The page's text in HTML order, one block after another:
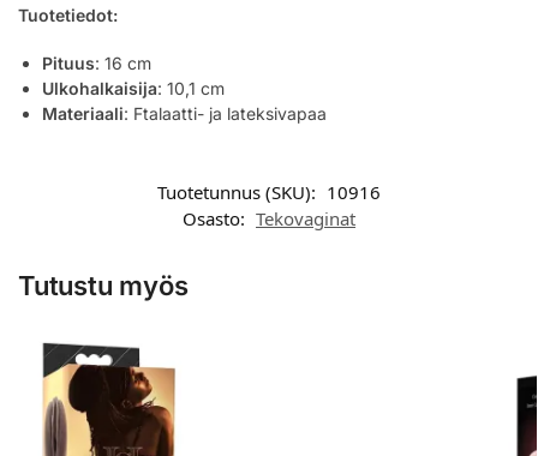
Tuotetiedot:
Pituus: 16 cm
Ulkohalkaisija: 10,1 cm
Materiaali: Ftalaatti- ja lateksivapaa
Tuotetunnus (SKU): 10916
Osasto: Tekovaginat
Tutustu myös